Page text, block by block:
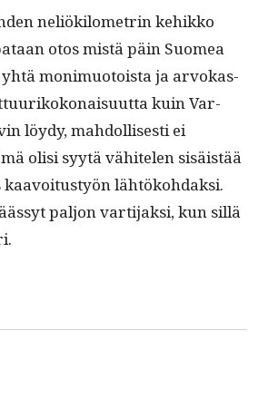
neliök­ilo­metrin kehikko
otos mis­tä päin Suomea
mon­imuo­toista ja arvokas­
kuin Var­
löy­dy, mah­dol­lis­es­ti ei
olisi syytä vähite­len sisäistää
kaavoitustyön lähtöko­hdak­si.
paljon var­ti­jak­si, kun sil­lä